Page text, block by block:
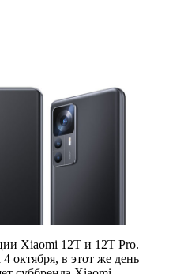
Xiaomi 12T и 12T Pro.
октября, в этот же день